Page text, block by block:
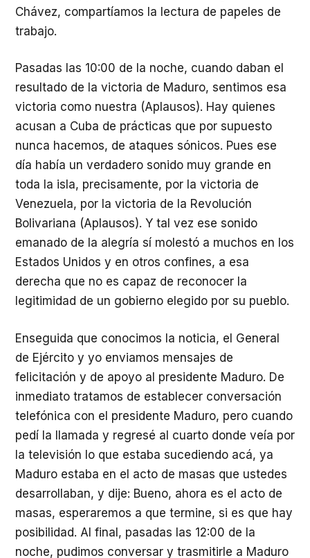
Chávez, compartíamos la lectura de papeles de
trabajo.
Pasadas las 10:00 de la noche, cuando daban el
resultado de la victoria de Maduro, sentimos esa
victoria como nuestra (Aplausos). Hay quienes
acusan a Cuba de prácticas que por supuesto
nunca hacemos, de ataques sónicos. Pues ese
día había un verdadero sonido muy grande en
toda la isla, precisamente, por la victoria de
Venezuela, por la victoria de la Revolución
Bolivariana (Aplausos). Y tal vez ese sonido
emanado de la alegría sí molestó a muchos en los
Estados Unidos y en otros confines, a esa
derecha que no es capaz de reconocer la
legitimidad de un gobierno elegido por su pueblo.
Enseguida que conocimos la noticia, el General
de Ejército y yo enviamos mensajes de
felicitación y de apoyo al presidente Maduro. De
inmediato tratamos de establecer conversación
telefónica con el presidente Maduro, pero cuando
pedí la llamada y regresé al cuarto donde veía por
la televisión lo que estaba sucediendo acá, ya
Maduro estaba en el acto de masas que ustedes
desarrollaban, y dije: Bueno, ahora es el acto de
masas, esperaremos a que termine, si es que hay
posibilidad. Al final, pasadas las 12:00 de la
noche, pudimos conversar y trasmitirle a Maduro